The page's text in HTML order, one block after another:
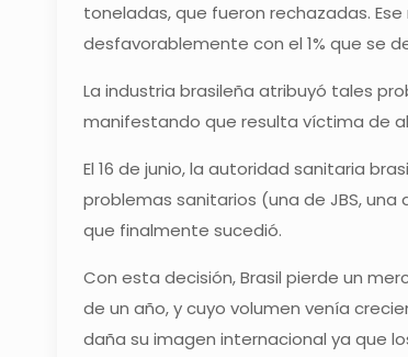
toneladas, que fueron rechazadas.
desfavorablemente con el 1% que se
La industria brasileña atribuyó tales
manifestando que resulta víctima de
El 16 de junio, la autoridad sanitaria
problemas sanitarios (una de JBS,
que finalmente sucedió.
Con esta decisión, Brasil pierde un
de un año, y cuyo volumen venía
daña su imagen internacional ya que